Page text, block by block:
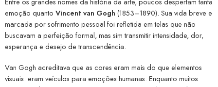
emoção quanto Vincent van Gogh (1853–1890). Sua vida breve e
marcada por sofrimento pessoal foi refletida em telas que não
buscavam a perfeição formal, mas sim transmitir intensidade, dor,
esperança e desejo de transcendência.
Van Gogh acreditava que as cores eram mais do que elementos
visuais: eram veículos para emoções humanas. Enquanto muitos